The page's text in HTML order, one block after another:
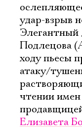
удар-взрыв
Элегантный
Подлецова
ходу пьесы
атаку/
чтении
Елизавета